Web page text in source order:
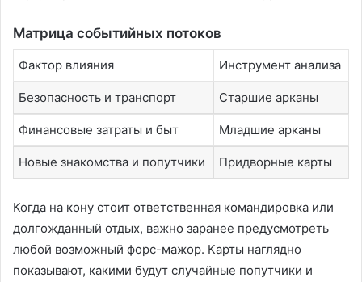
Матрица событийных потоков
Фактор влияния Инструмент анализа
Безопасность и транспорт Старшие арканы
Финансовые затраты и быт Младшие арканы
Новые знакомства и попутчики Придворные карты
Когда на кону стоит ответственная командировка или
долгожданный отдых, важно заранее предусмотреть
любой возможный форс-мажор. Карты наглядно
показывают, какими будут случайные попутчики и